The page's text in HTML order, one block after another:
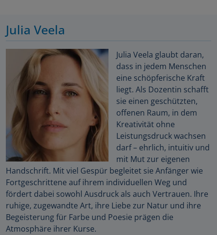
Julia Veela
Julia Veela glaubt daran,
dass in jedem Menschen
eine schöpferische Kraft
liegt. Als Dozentin schafft
sie einen geschützten,
offenen Raum, in dem
Kreativität ohne
Leistungsdruck wachsen
darf – ehrlich, intuitiv und
mit Mut zur eigenen
Handschrift. Mit viel Gespür begleitet sie Anfänger wie
Fortgeschrittene auf ihrem individuellen Weg und
fördert dabei sowohl Ausdruck als auch Vertrauen. Ihre
ruhige, zugewandte Art, ihre Liebe zur Natur und ihre
Begeisterung für Farbe und Poesie prägen die
Atmosphäre ihrer Kurse.